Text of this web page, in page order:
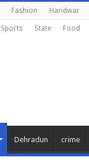
Fashion Haridwar
Sports State Food
Dehradun crime